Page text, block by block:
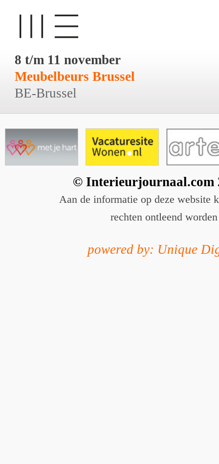
8 t/m 11 november
Meubelbeurs Brussel
BE-Brussel
© Interieurjournaal.com
Aan de informatie op deze website
rechten ontleend worden
powered by: Unique